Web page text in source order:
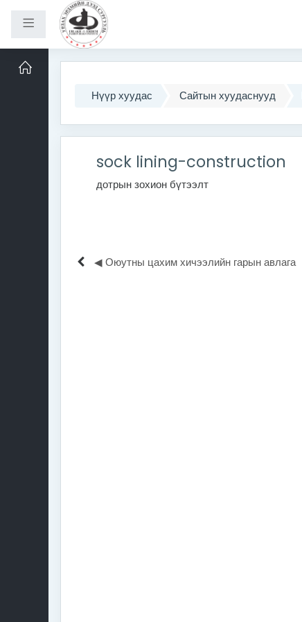
Хажуугийн самбар
Үндсэн агуулга руу шилжих
Нүүр хуудас Сайтын хуудаснууд
sock lining-construction
дотрын зохион бүтээлт
◀︎ Оюутны цахим хичээлийн гарын авлага